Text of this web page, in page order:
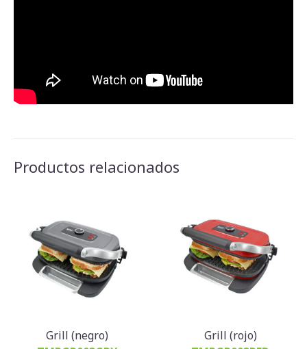
Productos relacionados
Grill (negro)
Grill (rojo)